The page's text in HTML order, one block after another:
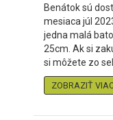
Benátok sú
mesiaca júl
jedna malá
25cm. Ak si
si môžete zo
ZOBRAZIŤ